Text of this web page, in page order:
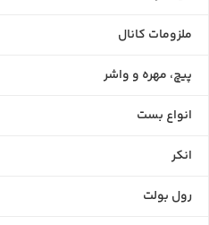
ملزومات کانال
پیچ، مهره و واشر
انواع بست
انکر
رول بولت